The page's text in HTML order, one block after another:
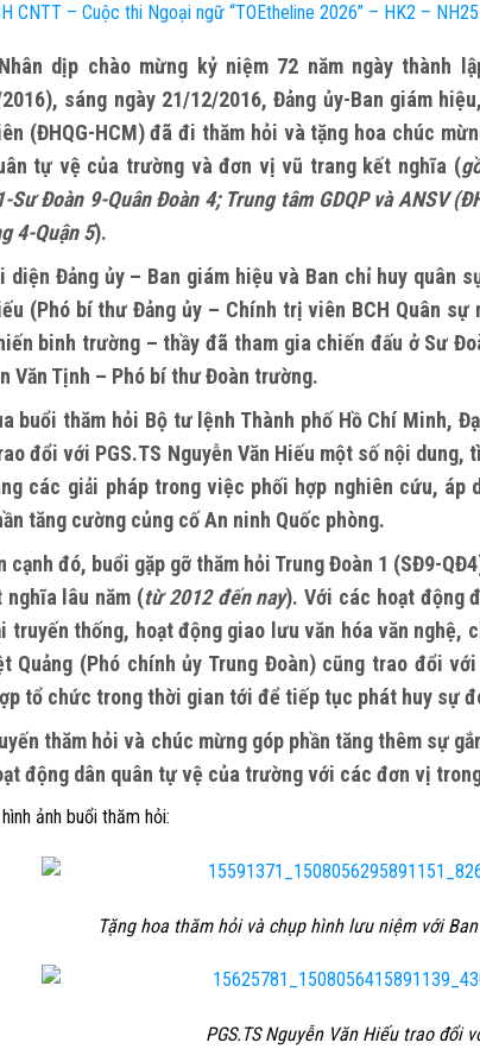
CNTT – Cuộc thi Ngoại ngữ “TOEtheline 2026” – HK2 –
dịp chào mừng kỷ niệm 72 năm ngày thành
sáng ngày 21/12/2016, Đảng ủy-Ban giám
(ĐHQG-HCM) đã đi thăm hỏi và tặng hoa chúc
tự vệ của trường và đơn vị vũ trang kết nghĩa (
Sư Đoàn 9-Quân Đoàn 4; Trung tâm GDQP và ANSV
4-Quận 5).
Đảng ủy – Ban giám hiệu và Ban chỉ huy quân
(Phó bí thư Đảng ủy – Chính trị viên BCH Quân
binh trường – thầy đã tham gia chiến đấu ở Sư
Văn Tịnh – Phó bí thư Đoàn trường.
thăm hỏi Bộ tư lệnh Thành phố Hồ Chí Minh,
đổi với PGS.TS Nguyễn Văn Hiếu một số nội
các giải pháp trong việc phối hợp nghiên cứu, áp
tăng cường củng cố An ninh Quốc phòng.
đó, buổi gặp gỡ thăm hỏi Trung Đoàn 1 (SĐ9-
nghĩa lâu năm (từ 2012 đến nay). Với các hoạt động
truyến thống, hoạt động giao lưu văn hóa văn nghệ,
Quảng (Phó chính ủy Trung Đoàn) cũng trao đổi
tổ chức trong thời gian tới để tiếp tục phát huy sự
thăm hỏi và chúc mừng góp phần tăng thêm sự
động dân quân tự vệ của trường với các đơn vị
ảnh buổi thăm hỏi:
Tặng hoa thăm hỏi và chụp hình lưu niệm với
PGS.TS Nguyễn Văn Hiếu trao đổi